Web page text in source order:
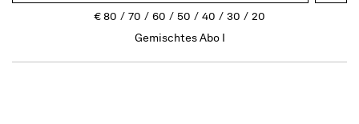
€80 70 60 50 40 30
20
Gemischtes Abo I